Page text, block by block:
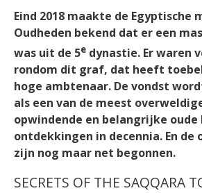
Eind 2018 maakte de Egyptische
Oudheden bekend dat er een
was uit de 5e dynastie. Er waren
rondom dit graf, dat heeft
hoge ambtenaar. De vondst
als een van de meest
opwindende en belangrijke oude
ontdekkingen in decennia. En de
zijn nog maar net begonnen.
SECRETS OF THE SAQQARA